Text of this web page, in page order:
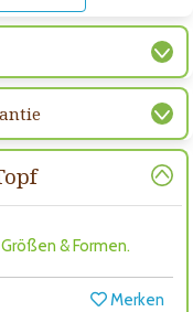
& Formen.
Merken